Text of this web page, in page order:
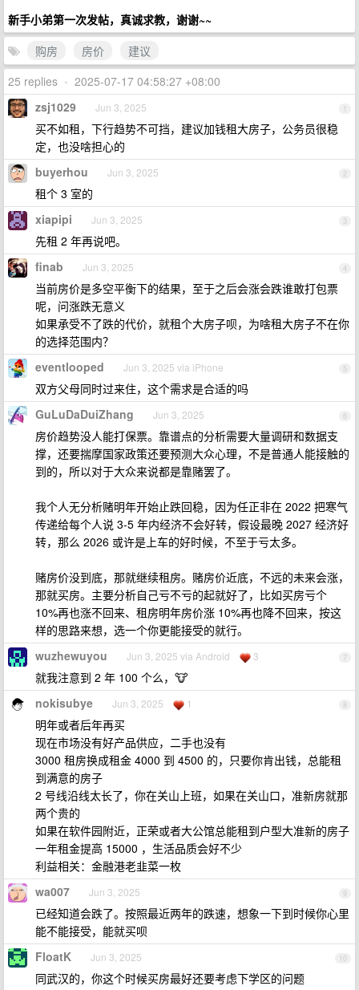
新手小弟第一次发帖，真诚求教，谢谢~~
购房
房价
建议
25 replies • 2025-07-17 04:58:27 +08:00
1
zsj1029 Jun 3, 2025
买不如租，下行趋势不可挡，建议加钱租大房子，公务员很稳
定，也没啥担心的
2
buyerhou Jun 3, 2025
租个 3 室的
3
xiapipi Jun 3, 2025
先租 2 年再说吧。
4
finab Jun 3, 2025
当前房价是多空平衡下的结果，至于之后会涨会跌谁敢打包票
呢，问涨跌无意义
如果承受不了跌的代价，就租个大房子呗，为啥租大房子不在你
的选择范围内？
5
eventlooped Jun 3, 2025 via iPhone
双方父母同时过来住，这个需求是合适的吗
6
GuLuDaDuiZhang Jun 3, 2025
房价趋势没人能打保票。靠谱点的分析需要大量调研和数据支
撑，还要揣摩国家政策还要预测大众心理，不是普通人能接触的
到的，所以对于大众来说都是靠赌罢了。
我个人无分析赌明年开始止跌回稳，因为任正非在 2022 把寒气
传递给每个人说 3-5 年内经济不会好转，假设最晚 2027 经济好
转，那么 2026 或许是上车的好时候，不至于亏太多。
赌房价没到底，那就继续租房。赌房价近底，不远的未来会涨，
那就买房。主要分析自己亏不亏的起就好了，比如买房亏个
10%再也涨不回来、租房明年房价涨 10%再也降不回来，按这
样的思路来想，选一个你更能接受的就行。
7
wuzhewuyou Jun 3, 2025 via Android 3
就我注意到 2 年 100 个么，🐮
8
nokisubye Jun 3, 2025 1
明年或者后年再买
现在市场没有好产品供应，二手也没有
3000 租房换成租金 4000 到 4500 的，只要你肯出钱，总能租
到满意的房子
2 号线沿线太长了，你在关山上班，如果在关山口，准新房就那
两个贵的
如果在软件园附近，正荣或者大公馆总能租到户型大准新的房子
一年租金提高 15000 ，生活品质会好不少
利益相关：金融港老韭菜一枚
9
wa007 Jun 3, 2025
已经知道会跌了。按照最近两年的跌速，想象一下到时候你心里
能不能接受，能就买呗
10
FloatK Jun 3, 2025
同武汉的，你这个时候买房最好还要考虑下学区的问题